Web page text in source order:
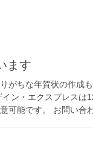
ます
がちな年賀状の作成
ン・エクスプレスは
可能です。 お問い合